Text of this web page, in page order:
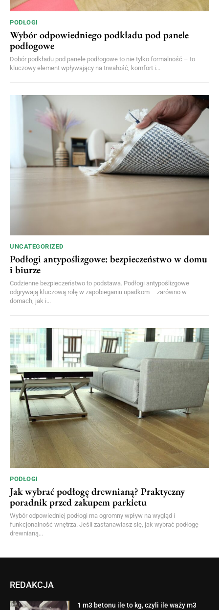
PODŁOGI
Wybór odpowiedniego podkładu pod panele
podłogowe
Dobór podkładu pod panele podłogowe to nie tylko formalność – to
kluczowy element wpływający na trwałość, komfort i...
UNCATEGORIZED
Podłogi antypoślizgowe: bezpieczeństwo w domu
i biurze
Codzienne bezpieczeństwo to podstawa. Podłogi antypoślizgowe
odgrywają kluczową rolę w zapobieganiu upadkom – zarówno w
domach, jak i...
PODŁOGI
Jak wybrać podłogę drewnianą? Praktyczny
poradnik przed zakupem parkietu
Wybór odpowiedniej podłogi ma ogromny wpływ na wygląd i
funkcjonalność wnętrza. Jeśli zastanawiasz się, jak wybrać podłogę
drewnianą...
REDAKCJA
1 m3 betonu ile to kg, czyli ile waży m3